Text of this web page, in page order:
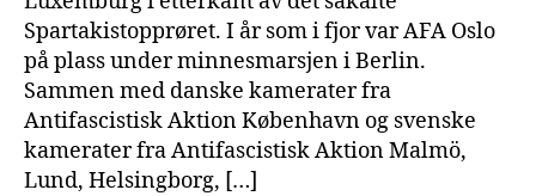
Spartakistopprøret. I år som i fjor var AFA Oslo
på plass under minnesmarsjen i Berlin.
Sammen med danske kamerater fra
Antifascistisk Aktion København og svenske
kamerater fra Antifascistisk Aktion Malmö,
Lund, Helsingborg, […]